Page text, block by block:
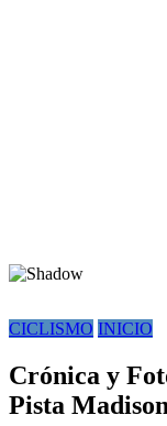
CICLISMO INICIO
Crónica y
Pista Madison